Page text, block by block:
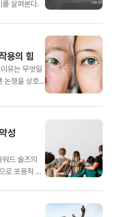
를 살펴본다.
용의 힘
유는 무엇일
논쟁을 상호
성
드 슐츠의
로 포용적 문